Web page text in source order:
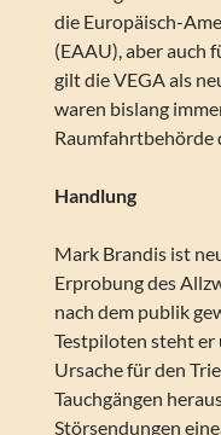
die Europäisch-
(EAAU), aber auch
gilt die VEGA als
waren bislang
Raumfahrtbehörde
Handlung
Mark Brandis ist
Erprobung des
nach dem publik
Testpiloten steht er
Ursache für den
Tauchgängen
Störsendungen